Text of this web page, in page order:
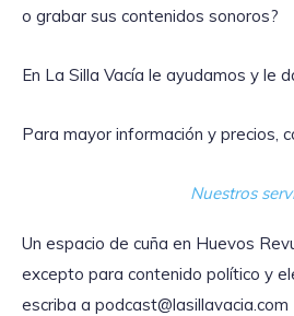
o grabar sus contenidos sonoros?
En La Silla Vacía le ayudamos y le
Para mayor información y precios,
Nuestros
Un espacio de cuña en Huevos
excepto para contenido político y
escriba a podcast@lasillavacia.com